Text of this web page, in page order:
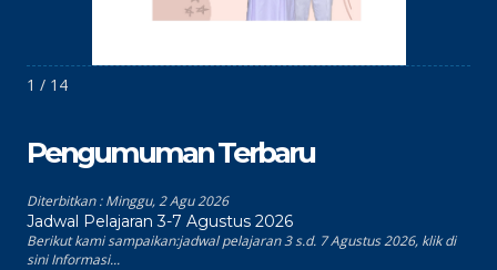
1 / 14
Pengumuman Terbaru
Diterbitkan :Minggu, 2 Agu 2026
Jadwal Pelajaran 3-7 Agustus 2026
Berikut kami sampaikan:jadwal pelajaran 3 s.d. 7 Agustus 2026, klik di
sini Informasi...